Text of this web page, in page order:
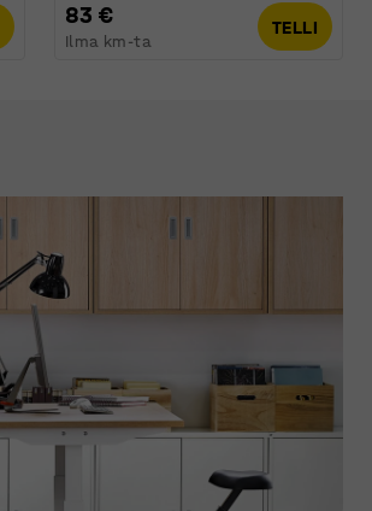
83 €
Ilma km-ta
TELLI